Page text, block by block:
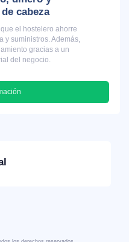
cabeza
el hostelero ahorre
y suministros. Además,
gracias a un
del negocio.